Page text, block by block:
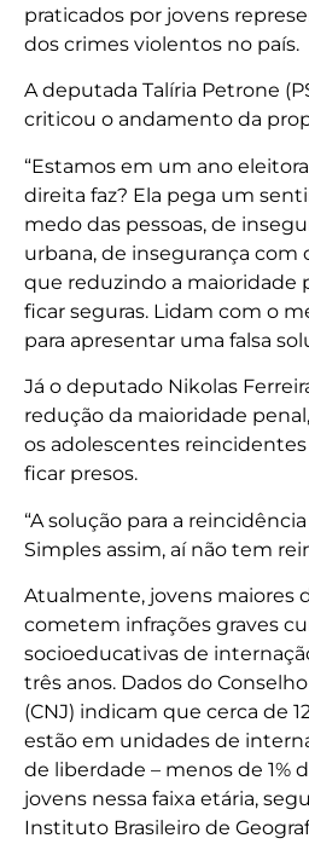
praticados por jovens
dos crimes violentos no país.
A deputada Talíria Petrone
criticou o andamento da
“Estamos em um ano
direita faz? Ela pega um
medo das pessoas, de
urbana, de insegurança com
que reduzindo a maioridade
ficar seguras. Lidam com o
para apresentar uma falsa
Já o deputado Nikolas
redução da maioridade
os adolescentes
ficar presos.
“A solução para a
Simples assim, aí não tem
Atualmente, jovens maiores
cometem infrações graves
socioeducativas de
três anos. Dados do
(CNJ) indicam que cerca de
estão em unidades de
de liberdade – menos de 1%
jovens nessa faixa etária,
Instituto Brasileiro de